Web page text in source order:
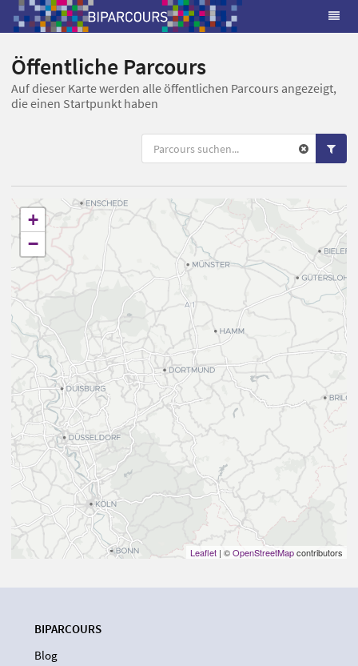
Öffentliche Parcours
Auf dieser Karte werden alle öffentlichen Parcours angezeigt,
die einen Startpunkt haben
+
−
Leaflet | ©OpenStreetMapcontributors
BIPARCOURS
Blog